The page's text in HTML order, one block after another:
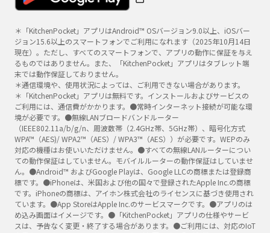
＊「KitchenPocket」アプリはAndroid™ OSバージョン9.0以上、iOSバー
ジョン15.6以上のスマートフォンでご利用になれます（2025年10月14日
現在）。ただし、すべてのスマートフォンで、アプリの動作に保証を与え
るものではありません。また、「KitchenPocket」アプリはタブレット端
末では動作保証しておりません。
＊通信環境や、使用状況によっては、ご利用できない場合があります。
＊「KitchenPocket」アプリは無料です。インストールおよびサービスの
ご利用には、通信費がかかります。●常時インターネット接続が可能な環
境が必要です。●無線LANブロードバンドルーター
（IEEE802.11a/b/g/n、周波数帯（2.4GHz帯、5GHz帯）、暗号化方式
WPA™（AES)/ WPA2™（AES）/ WPA3™（AES））が必要です。WEPのみ
対応の機種はお使いいただけません。●すべての無線LANルーターについ
ての動作保証はしていません。モバイルルーターの動作保証はしていませ
ん。●Android™ およびGoogle Playは、Google LLCの商標または登録商
標です。●iPhoneは、米国および他の国々で登録されたApple Inc.の商標
です。iPhoneの商標は、アイホン株式会社のライセンスに基づき使用され
ています。●App StoreはApple Inc.のサービスマークです。●アプリのは
め込み画面はイメージです。●「KitchenPocket」アプリの仕様やサービ
スは、予告なく変更・終了する場合があります。●ご利用には、対応のIoT